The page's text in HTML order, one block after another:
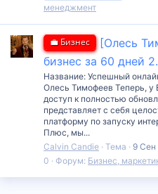
менеджмент
💼 Бизнес
[Олесь
бизнес за 60 дней
Название: Успешный
Олесь Тимофеев Теперь, у
доступ к полностью
представляет с себя
платформу по запуску
Плюс, мы...
Calvin Candie Тема 9 Сен
0
Форум: Бизнес,